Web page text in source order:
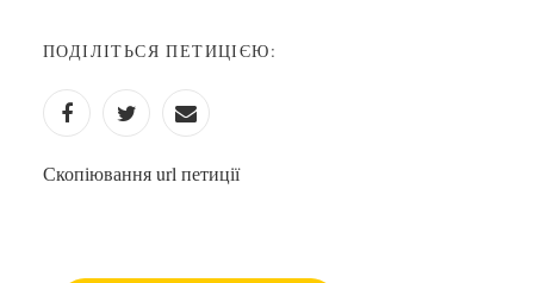
ПОДІЛІТЬСЯ ПЕТИЦІЄЮ:
Скопіювання url петиції